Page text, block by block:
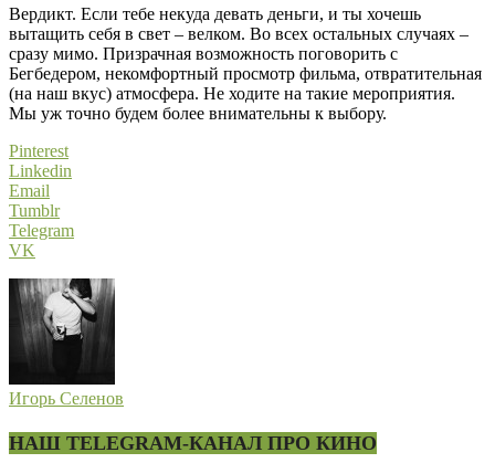
Вердикт. Если тебе некуда девать деньги, и ты хочешь
вытащить себя в свет – велком. Во всех остальных случаях –
сразу мимо. Призрачная возможность поговорить с
Бегбедером, некомфортный просмотр фильма, отвратительная
(на наш вкус) атмосфера. Не ходите на такие мероприятия.
Мы уж точно будем более внимательны к выбору.
Pinterest
Linkedin
Email
Tumblr
Telegram
VK
Игорь Селенов
НАШ TELEGRAM-КАНАЛ ПРО КИНО